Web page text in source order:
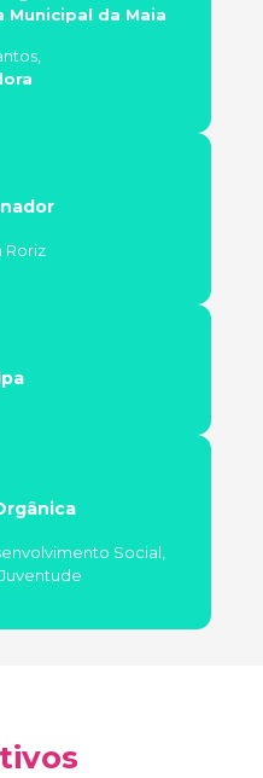
Municipal da Maia
Roriz
Social,